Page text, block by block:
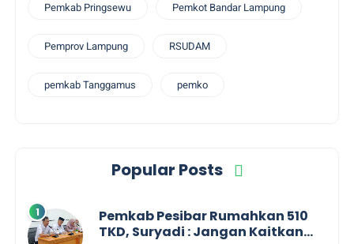
Pemkab Pringsewu Pemkot Bandar Lampung
Pemprov Lampung RSUDAM
pemkab Tanggamus pemko
Popular Posts
Pemkab Pesibar Rumahkan 510
TKD, Suryadi : Jangan Kaitkan